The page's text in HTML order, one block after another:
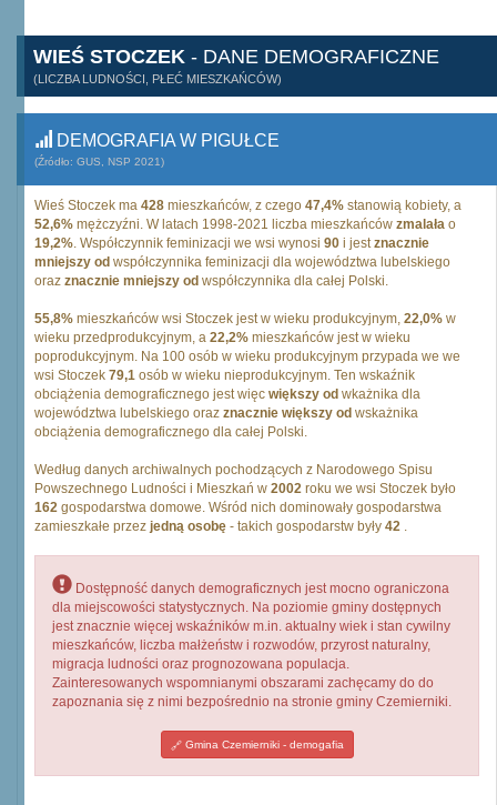
WIEŚ STOCZEK - DANE DEMOGRAFICZNE
(LICZBA LUDNOŚCI, PŁEĆ MIESZKAŃCÓW)
DEMOGRAFIA W PIGUŁCE
(Źródło: GUS, NSP 2021)
Wieś Stoczek ma 428 mieszkańców, z czego 47,4% stanowią kobiety, a
52,6% mężczyźni. W latach 1998-2021 liczba mieszkańców zmalała o
19,2%. Współczynnik feminizacji we wsi wynosi 90 i jestznacznie
mniejszy od współczynnika feminizacji dla województwa lubelskiego
oraz znacznie mniejszy od współczynnika dla całej Polski.
55,8% mieszkańców wsi Stoczek jest w wieku produkcyjnym, 22,0% w
wieku przedprodukcyjnym, a 22,2% mieszkańców jest w wieku
poprodukcyjnym. Na 100 osób w wieku produkcyjnym przypada we we
wsi Stoczek 79,1 osób w wieku nieprodukcyjnym. Ten wskaźnik
obciążenia demograficznego jest więc większy od wkażnika dla
województwa lubelskiego oraz znacznie większy od wskażnika
obciążenia demograficznego dla całej Polski.
Według danych archiwalnych pochodzących z Narodowego Spisu
Powszechnego Ludności i Mieszkań w 2002 roku we wsi Stoczek było
162 gospodarstwa domowe. Wśród nich dominowały gospodarstwa
zamieszkałe przez jedną osobę - takich gospodarstw były 42 .
Dostępność danych demograficznych jest mocno ograniczona
dla miejscowości statystycznych. Na poziomie gminy dostępnych
jest znacznie więcej wskaźników m.in. aktualny wiek i stan cywilny
mieszkańców, liczba małżeństw i rozwodów, przyrost naturalny,
migracja ludności oraz prognozowana populacja.
Zainteresowanych wspomnianymi obszarami zachęcamy do do
zapoznania się z nimi bezpośrednio na stronie gminy Czemierniki.
Gmina Czemierniki - demogafia